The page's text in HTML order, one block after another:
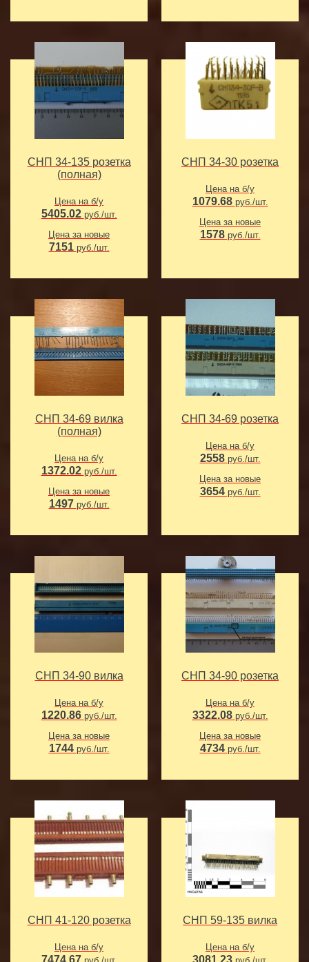
СНП 34-135 розетка
(полная)
Цена на б/у
5405.02 руб./шт.
Цена за новые
7151 руб./шт.
СНП 34-30 розетка
Цена на б/у
1079.68 руб./шт.
Цена за новые
1578 руб./шт.
СНП 34-69 вилка
(полная)
Цена на б/у
1372.02 руб./шт.
Цена за новые
1497 руб./шт.
СНП 34-69 розетка
Цена на б/у
2558 руб./шт.
Цена за новые
3654 руб./шт.
СНП 34-90 вилка
Цена на б/у
1220.86 руб./шт.
Цена за новые
1744 руб./шт.
СНП 34-90 розетка
Цена на б/у
3322.08 руб./шт.
Цена за новые
4734 руб./шт.
СНП 41-120 розетка
Цена на б/у
СНП 59-135 вилка
Цена на б/у